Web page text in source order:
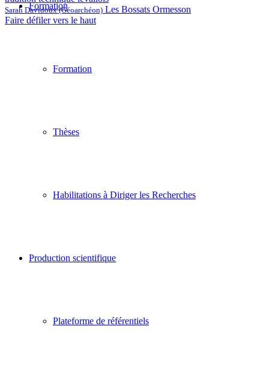
Formation
Formation
Thèses
Habilitations à Diriger les Recherches
Production scientifique
Plateforme de référentiels
Sarah Davidoux (Géoarchéon) Les Bossats Ormesson
Faire défiler vers le haut